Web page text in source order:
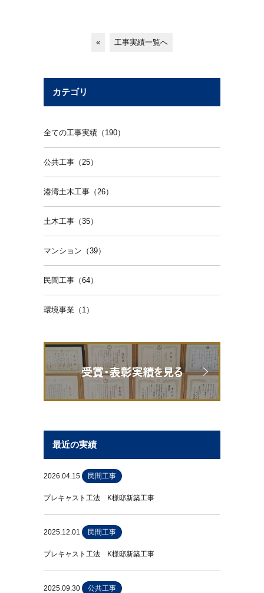
« 工事実績一覧へ
カテゴリ
全ての工事実績（190）
公共工事（25）
港湾土木工事（26）
土木工事（35）
マンション（39）
民間工事（64）
環境事業（1）
最近の実績
2026.04.15 民間工事
プレキャスト工法 K様邸新築工事
2025.12.01 民間工事
プレキャスト工法 K様邸新築工事
2025.09.30 公共工事